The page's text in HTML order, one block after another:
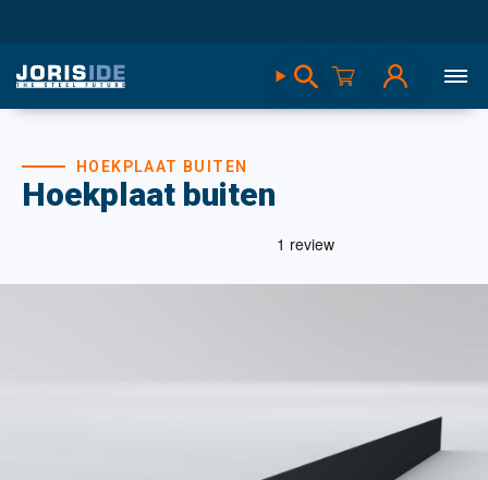
Hoekplaat buiten
HOEKPLAAT BUITEN